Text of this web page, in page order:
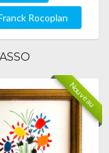
Rocoplan
Nouveau